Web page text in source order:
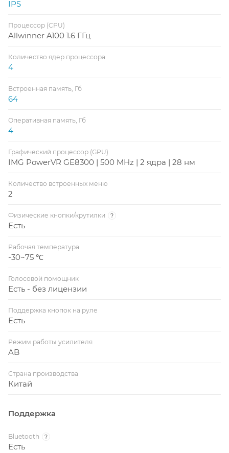
IPS
Процессор (CPU)
Allwinner A100 1.6 ГГц
Количество ядер процессора
4
Встроенная память, Гб
64
Оперативная память, Гб
4
Графический процессор (GPU)
IMG PowerVR GE8300 | 500 MHz | 2 ядра | 28 нм
Количество встроенных меню
2
Физические кнопки/крутилки ?
Есть
Рабочая температура
-30~75 ℃
Голосовой помощник
Есть - без лицензии
Поддержка кнопок на руле
Есть
Режим работы усилителя
AB
Страна производства
Китай
Поддержка
Bluetooth ?
Есть